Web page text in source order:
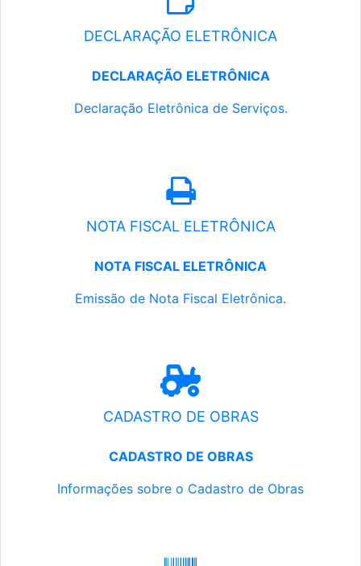
DECLARAÇÃO ELETRÔNICA
DECLARAÇÃO ELETRÔNICA
Declaração Eletrônica de Serviços.
NOTA FISCAL ELETRÔNICA
NOTA FISCAL ELETRÔNICA
Emissão de Nota Fiscal Eletrônica.
CADASTRO DE OBRAS
CADASTRO DE OBRAS
Informações sobre o Cadastro de Obras